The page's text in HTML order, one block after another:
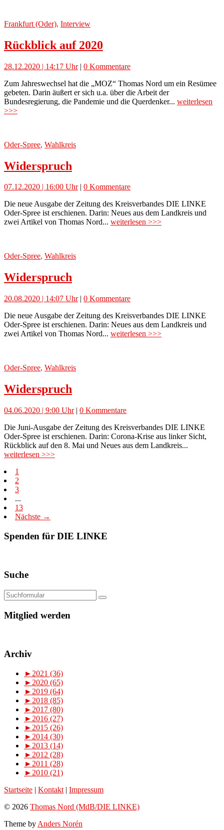
Frankfurt (Oder), Interview
Rückblick auf 2020
28.12.2020 | 14:17 Uhr| 0 Kommentare
Zum Jahreswechsel hat die „MOZ“ Thomas Nord um ein Resümee
gebeten. Darin äußert er sich u.a. über die Arbeit der
Bundesregierung, die Pandemie und die Querdenker... weiterlesen
>>>
Oder-Spree, Wahlkreis
Widerspruch
07.12.2020 | 16:00 Uhr| 0 Kommentare
Die neue Ausgabe der Zeitung des Kreisverbandes DIE LINKE
Oder-Spree ist erschienen. Darin: Neues aus dem Landkreis und
zwei Artikel von Thomas Nord... weiterlesen >>>
Oder-Spree, Wahlkreis
Widerspruch
20.08.2020 | 14:07 Uhr| 0 Kommentare
Die neue Ausgabe der Zeitung des Kreisverbandes DIE LINKE
Oder-Spree ist erschienen. Darin: Neues aus dem Landkreis und
zwei Artikel von Thomas Nord... weiterlesen >>>
Oder-Spree, Wahlkreis
Widerspruch
04.06.2020 | 9:00 Uhr| 0 Kommentare
Die Juni-Ausgabe der Zeitung des Kreisverbandes DIE LINKE
Oder-Spree ist erschienen. Darin: Corona-Krise aus linker Sicht,
Rückblick auf den 8. Mai und Neues aus dem Landkreis...
weiterlesen >>>
1
2
3
...
13
Nächste →
Spenden für DIE LINKE
Suche
Mitglied werden
Archiv
► 2021 (36)
► 2020 (65)
► 2019 (64)
► 2018 (85)
► 2017 (80)
► 2016 (27)
► 2015 (26)
► 2014 (30)
► 2013 (14)
► 2012 (28)
► 2011 (28)
► 2010 (21)
Startseite | Kontakt | Impressum
© 2026 Thomas Nord (MdB/DIE LINKE)
Theme by Anders Norén